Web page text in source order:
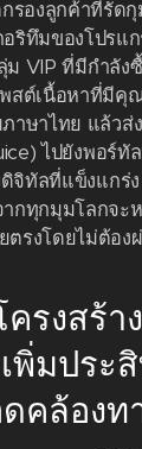
รองลูกค้าที่รัด
อริทึมของโปรแ
VIP ที่มีกำลัง
สต์เนื้อหาที่มีคุ
ภาษาไทย แล้ว
ไปยังพอร์
ดิจิทัลที่แข็งแกร่
ากทุกมุมโลกจะ
ตรงโดยไม่ต้อง
รงสร้า
พิ่มประ
คล้องท